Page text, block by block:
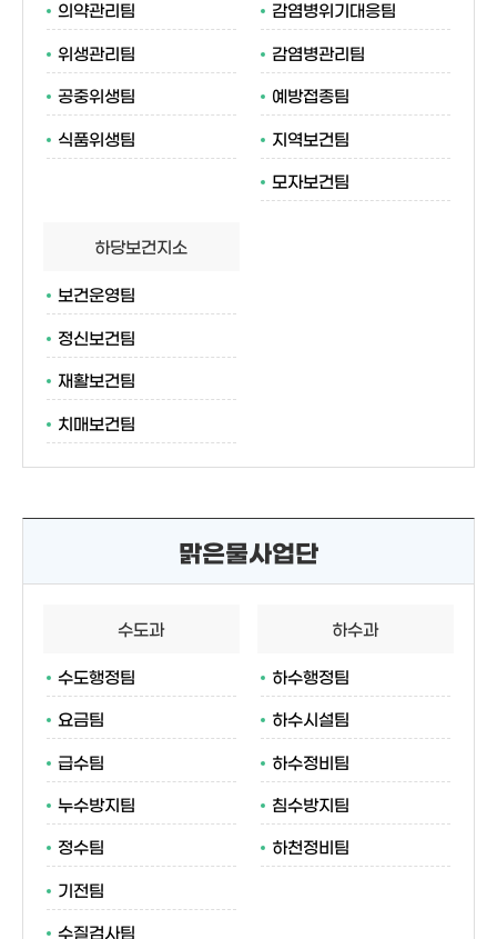
의약관리팀
위생관리팀
공중위생팀
식품위생팀
감염병위기대응팀
감염병관리팀
예방접종팀
지역보건팀
모자보건팀
하당보건지소
보건운영팀
정신보건팀
재활보건팀
치매보건팀
맑은물사업단
수도과
수도행정팀
요금팀
급수팀
누수방지팀
정수팀
기전팀
수질검사팀
하수과
하수행정팀
하수시설팀
하수정비팀
침수방지팀
하천정비팀